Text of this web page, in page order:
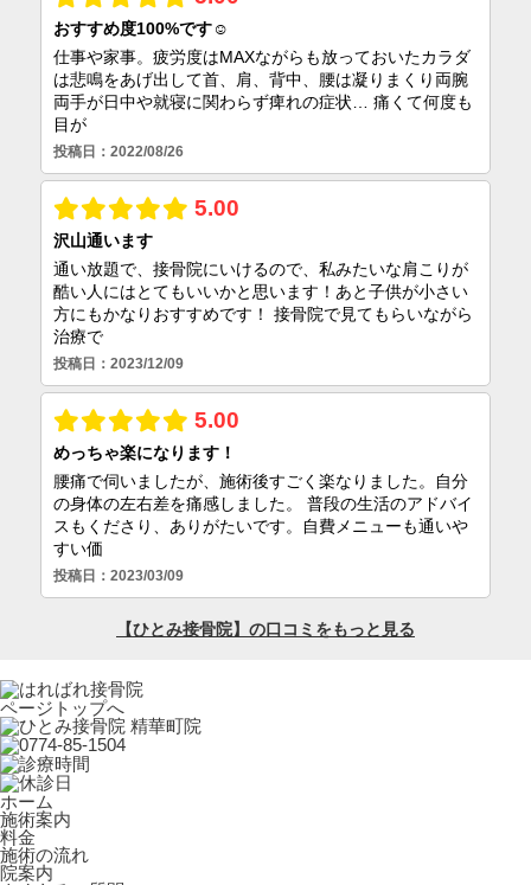
ページトップへ
ホーム
施術案内
料金
施術の流れ
院案内